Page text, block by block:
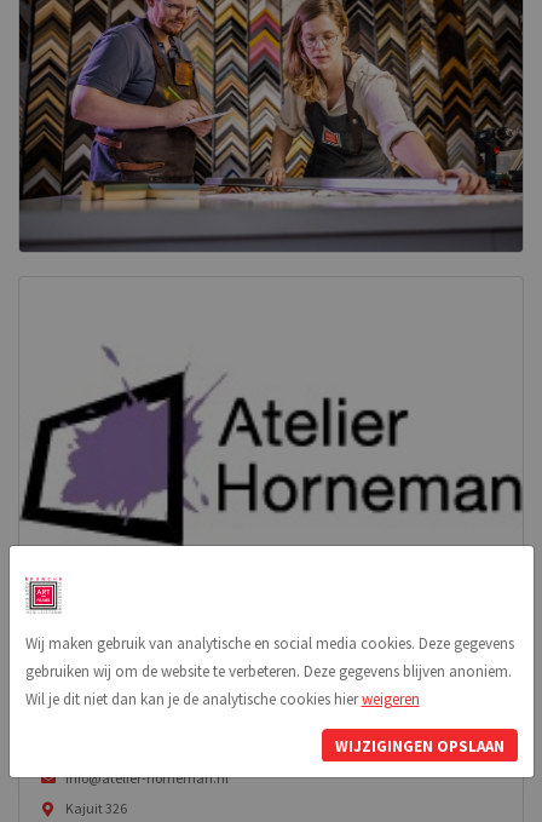
Informatie
info@atelier-horneman.nl
Kajuit 326
Wij maken gebruik van analytische en social media cookies. Deze gegevens
gebruiken wij om de website te verbeteren. Deze gegevens blijven anoniem.
Wil je dit niet dan kan je de analytische cookies hierweigeren
WIJZIGINGEN OPSLAAN